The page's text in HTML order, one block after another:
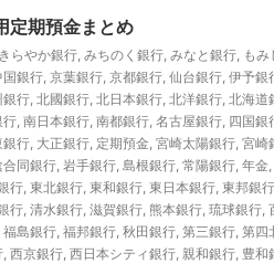
定期預金まとめ
きらやか銀行, みちのく銀行, みなと銀行, もみ
国銀行, 京葉銀行, 京都銀行, 仙台銀行, 伊予銀
銀行, 北國銀行, 北日本銀行, 北洋銀行, 北海道
行, 南日本銀行, 南都銀行, 名古屋銀行, 四国銀
銀行, 大正銀行, 定期預金, 宮崎太陽銀行, 宮崎
合同銀行, 岩手銀行, 島根銀行, 常陽銀行, 年金,
行, 東北銀行, 東和銀行, 東日本銀行, 東邦銀行
行, 清水銀行, 滋賀銀行, 熊本銀行, 琉球銀行,
福島銀行, 福邦銀行, 秋田銀行, 第三銀行, 第四
, 西京銀行, 西日本シティ銀行, 親和銀行, 豊和